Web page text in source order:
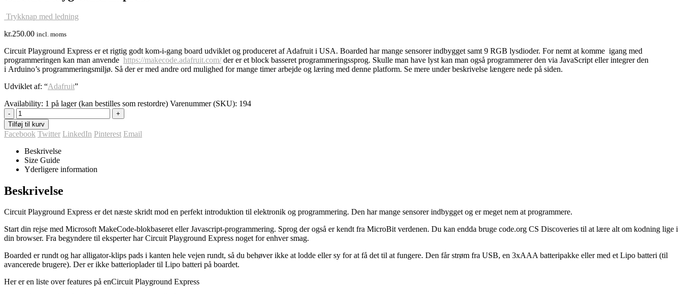
Trykknap med ledning
kr.250.00 incl. moms
Circuit Playground Express er et rigtig godt kom-i-gang board udviklet og produceret af Adafruit i USA. Boarded har mange sensorer indbygget samt 9 RGB lysdioder. For nemt at komme igang med
programmeringen kan man anvende https://makecode.adafruit.com/der er et block basseret programmeringssprog. Skulle man have lyst kan man også programmerer den via JavaScript eller integrer den
i Arduino’s programmeringsmiljø. Så der er med andre ord mulighed for mange timer arbejde og læring med denne platform. Se mere under beskrivelse længere nede på siden.
Udviklet af: “Adafruit”
Availability: 1 på lager (kan bestilles som restordre) Varenummer (SKU): 194
-
+
Tilføj til kurv
Facebook Twitter LinkedIn Pinterest Email
Beskrivelse
Size Guide
Yderligere information
Beskrivelse
Circuit Playground Express er det næste skridt mod en perfekt introduktion til elektronik og programmering. Den har mange sensorer indbygget og er meget nem at programmere.
Start din rejse med Microsoft MakeCode-blokbaseret eller Javascript-programmering. Sprog der også er kendt fra MicroBit verdenen. Du kan endda bruge code.org CS Discoveries til at lære alt om kodning lige i
din browser. Fra begyndere til eksperter har Circuit Playground Express noget for enhver smag.
Boarded er rundt og har alligator-klips pads i kanten hele vejen rundt, så du behøver ikke at lodde eller sy for at få det til at fungere. Den får strøm fra USB, en 3xAAA batteripakke eller med et Lipo batteri (til
avancerede brugere). Der er ikke batterioplader til Lipo batteri på boardet.
Her er en liste over features på enCircuit Playground Express